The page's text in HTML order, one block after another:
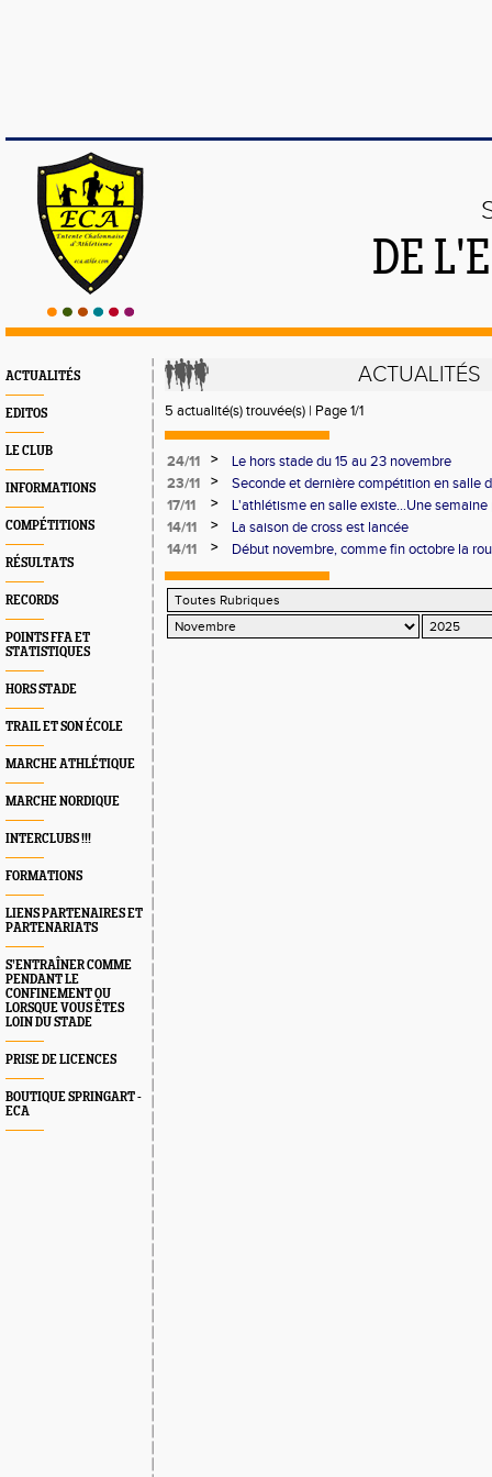
DE
ACTUALITÉS
EDITOS
LE CLUB
INFORMATIONS
COMPÉTITIONS
RÉSULTATS
RECORDS
POINTS FFA ET
STATISTIQUES
HORS STADE
TRAIL ET SON ÉCOLE
MARCHE ATHLÉTIQUE
MARCHE NORDIQUE
INTERCLUBS !!!
FORMATIONS
LIENS PARTENAIRES ET
PARTENARIATS
S’ENTRAÎNER COMME
PENDANT LE
CONFINEMENT OU
LORSQUE VOUS ÊTES
LOIN DU STADE
PRISE DE LICENCES
BOUTIQUE SPRINGART -
ECA
ACTUALITÉS
5 actualité(s) trouvée(s) | Page 1/1
24/11 >
Le hors stade du 15 au 23 novembre
23/11
>
Seconde et dernière compétition en salle
17/11
>
L'athlétisme en salle existe...Une semaine
sur une compétition: 272 résultats!
14/11 >
La saison de cross est lancée
14/11
> Début novembre, comme fin octobre la